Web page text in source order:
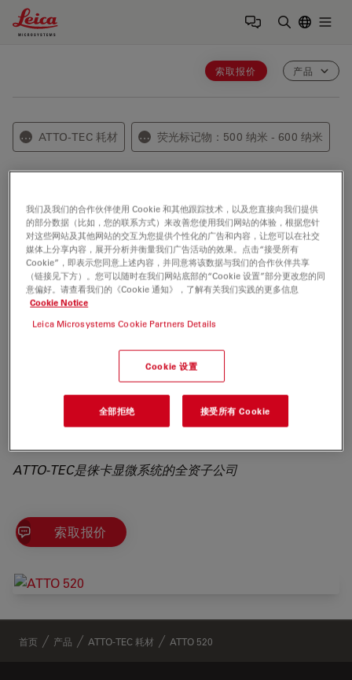
Leica Microsystems Logo
索取报价 产品
⋯ ATTO-TEC 耗材 ⋯ 荧光标记物：500 纳米 - 600 纳米
ATTO 520 是一种与知名染料罗丹明6G（Rhodamine
6G）相关的新型荧光标记物。. Characteristic features of
the label are strong absorption, high 荧光量子产率, and
high thermal and photo-stability. The dye is moderately
亲水性. Above pH 7.0 the dye exists in an equilibrium
with a colorless form (pseudobase). This 是一种
process of coupling to proteins etc. On lowering the pH
absorption and fluorescence are restored fully. The
fluorescence is excited most efficiently in the range 510
- 535 nm. A suitable source of excitation 是一种n Argon-
ATTO-TEC是徕卡显微系统的全资子公司
索取报价
首页 产品 ATTO-TEC 耗材 ATTO 520
我们及我们的合作伙伴使用 Cookie 和其他跟踪技术，以及您直接向我们提供
的部分数据（比如，您的联系方式）来改善您使用我们网站的体验，根据您针
对这些网站及其他网站的交互为您提供个性化的广告和内容，让您可以在社交
媒体上分享内容，展开分析并衡量我们广告活动的效果。点击“接受所有
Cookie”，即表示您同意上述内容，并同意将该数据与我们的合作伙伴共享
（链接见下方）。您可以随时在我们网站底部的“Cookie 设置”部分更改您的同
意偏好。请查看我们的《Cookie 通知》，了解有关我们实践的更多信息
Cookie Notice
Leica Microsystems Cookie Partners Details
Cookie 设置
全部拒绝 接受所有 Cookie